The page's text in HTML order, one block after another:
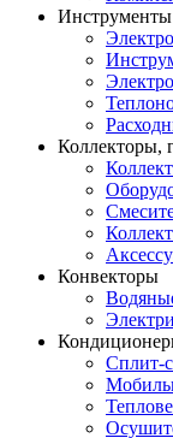
Коллекторы,
Конвекторы
Сплит-